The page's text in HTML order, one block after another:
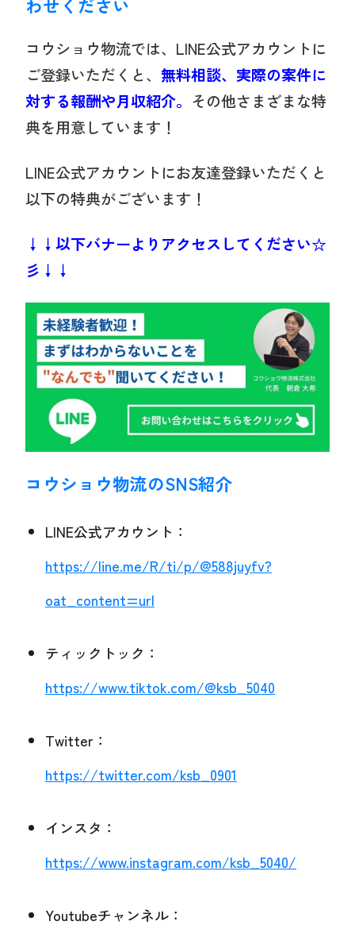
コウショウ物流では、LINE公式アカウントに
ご登録いただくと、 無料相談、実際の案件に
対する報酬や月収紹介。 その他さまざまな特
典を用意しています！
LINE公式アカウントにお友達登録いただくと
以下の特典がございます！
↓↓以下バナーよりアクセスしてください☆
彡↓↓
コウショウ物流のSNS紹介
LINE公式アカウント：
https://line.me/R/ti/p/@588juyfv?
oat_content=url
ティックトック：
https://www.tiktok.com/@ksb_5040
Twitter：
https://twitter.com/ksb_0901
インスタ：
https://www.instagram.com/ksb_5040/
Youtubeチャンネル：